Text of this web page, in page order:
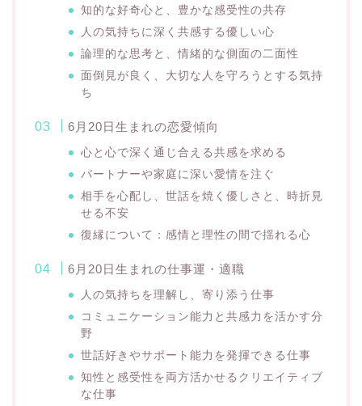
知的な好奇心と、豊かな感受性の共存
人の気持ちに深く共感する優しい心
論理的な思考と、情緒的な側面の二面性
面倒見が良く、大切な人を守ろうとする気持
ち
6月20日生まれの恋愛傾向
心と心で深く通じ合える共感を求める
パートナーや家庭に深い愛情を注ぐ
相手を心配し、世話を焼く優しさと、時折見
せる不安
復縁について：感情と理性の間で揺れる心
6月20日生まれの仕事運・適職
人の気持ちを理解し、寄り添う仕事
コミュニケーション能力と共感力を活かす分
野
世話好きやサポート能力を発揮できる仕事
知性と感受性を両方活かせるクリエイティブ
な仕事